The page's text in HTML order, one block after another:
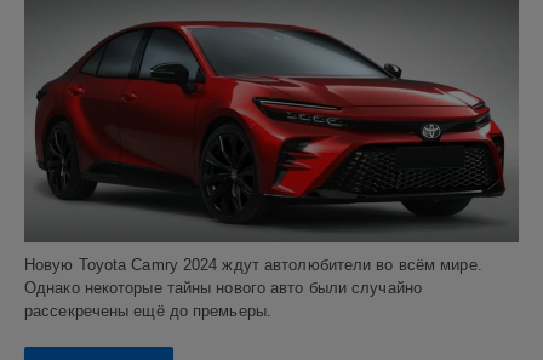
новости
Алекс
Новикович
76
Toyota
2024,
Toyota
Camry,
Японские
Новую Toyota Camry 2024 ждут автолюбители во всём мире.
Однако некоторые тайны нового авто были случайно
рассекречены ещё до премьеры.